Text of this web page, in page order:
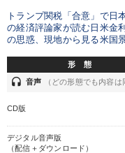
トランプ関税「合意」で日
の経済評論家が読む日米金
の思惑、現地から見る米国
形 態
headset 音声 （どの形態でも内容は
CD版
デジタル音声版
（配信＋ダウンロード）